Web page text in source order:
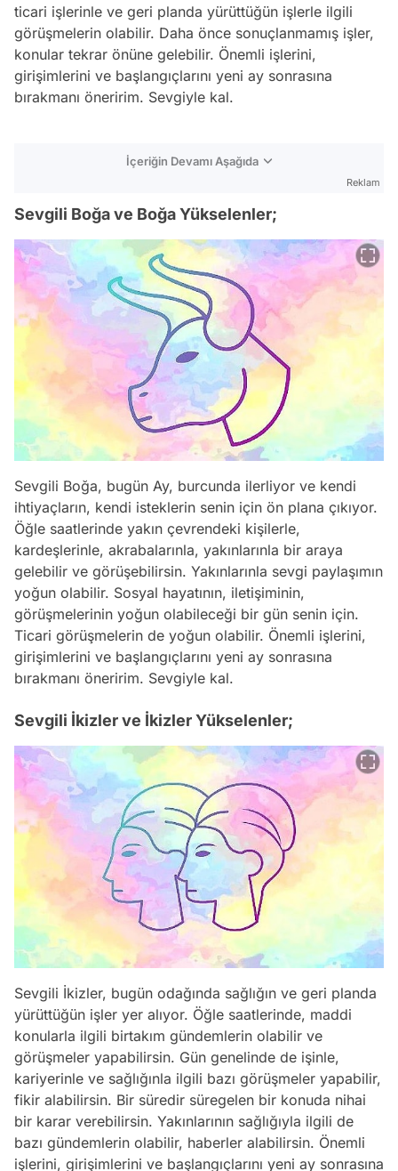
ticari işlerinle ve geri planda yürüttüğün işlerle ilgili
görüşmelerin olabilir. Daha önce sonuçlanmamış işler,
konular tekrar önüne gelebilir. Önemli işlerini,
girişimlerini ve başlangıçlarını yeni ay sonrasına
bırakmanı öneririm. Sevgiyle kal.
İçeriğin Devamı Aşağıda
Reklam
Sevgili Boğa ve Boğa Yükselenler;
Sevgili Boğa, bugün Ay, burcunda ilerliyor ve kendi
ihtiyaçların, kendi isteklerin senin için ön plana çıkıyor.
Öğle saatlerinde yakın çevrendeki kişilerle,
kardeşlerinle, akrabalarınla, yakınlarınla bir araya
gelebilir ve görüşebilirsin. Yakınlarınla sevgi paylaşımın
yoğun olabilir. Sosyal hayatının, iletişiminin,
görüşmelerinin yoğun olabileceği bir gün senin için.
Ticari görüşmelerin de yoğun olabilir. Önemli işlerini,
girişimlerini ve başlangıçlarını yeni ay sonrasına
bırakmanı öneririm. Sevgiyle kal.
Sevgili İkizler ve İkizler Yükselenler;
Sevgili İkizler, bugün odağında sağlığın ve geri planda
yürüttüğün işler yer alıyor. Öğle saatlerinde, maddi
konularla ilgili birtakım gündemlerin olabilir ve
görüşmeler yapabilirsin. Gün genelinde de işinle,
kariyerinle ve sağlığınla ilgili bazı görüşmeler yapabilir,
fikir alabilirsin. Bir süredir süregelen bir konuda nihai
bir karar verebilirsin. Yakınlarının sağlığıyla ilgili de
bazı gündemlerin olabilir, haberler alabilirsin. Önemli
işlerini, girişimlerini ve başlangıçlarını yeni ay sonrasına